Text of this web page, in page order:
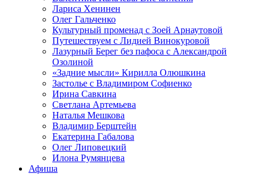
Лариса Хенинен
Олег Гальченко
Культурный променад с Зоей Арнаутовой
Путешествуем с Лидией Винокуровой
Лазурный Берег без пафоса с Александрой
Озолиной
«Задние мысли» Кирилла Олюшкина
Застолье с Владимиром Софиенко
Ирина Савкина
Светлана Артемьева
Наталья Мешкова
Владимир Берштейн
Екатерина Габалова
Олег Липовецкий
Илона Румянцева
Афиша